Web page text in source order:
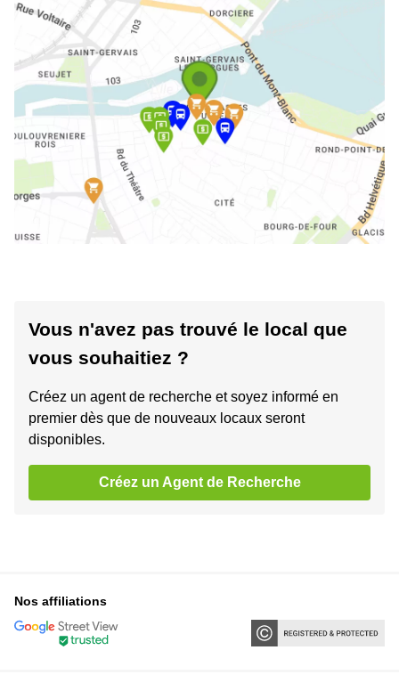
Vous n'avez pas trouvé le local que
vous souhaitiez ?
Créez un agent de recherche et soyez informé en
premier dès que de nouveaux locaux seront
disponibles.
Créez un Agent de Recherche
Nos affiliations